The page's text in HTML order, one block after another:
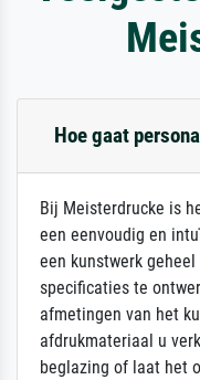
Hoe gaat
Bij Meisterdrucke is
een eenvoudig en
een kunstwerk
specificaties te
afmetingen van het
afdrukmateriaal u
beglazing of laat het